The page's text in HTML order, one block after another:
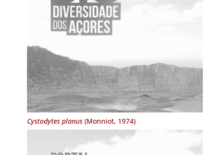
Cystodytes planus(Monniot, 1974)